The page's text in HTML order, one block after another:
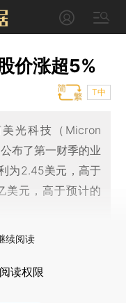
价涨超5%
T中
光科技（Micron
布了第一财季的业
为2.45美元，高于
美元，高于预计的
续阅读
读权限